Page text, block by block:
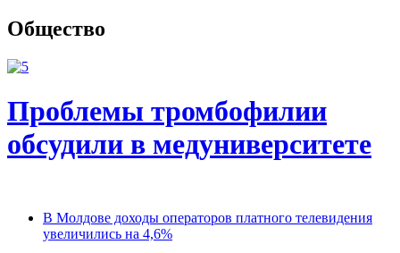
Общество
Проблемы тромбофилии
обсудили в медуниверситете
В Молдове доходы операторов платного телевидения
увеличились на 4,6%